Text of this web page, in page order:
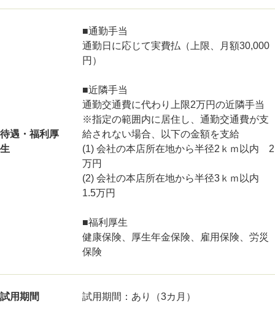
待遇・福利厚
生
■通勤手当
通勤日に応じて実費払（上限、月額30,000
円）
■近隣手当
通勤交通費に代わり上限2万円の近隣手当
※指定の範囲内に居住し、通勤交通費が支
給されない場合、以下の金額を支給
(1) 会社の本店所在地から半径2ｋｍ以内 2
万円
(2) 会社の本店所在地から半径3ｋｍ以内
1.5万円
■福利厚生
健康保険、厚生年金保険、雇用保険、労災
保険
試用期間 試用期間：あり（3カ月）